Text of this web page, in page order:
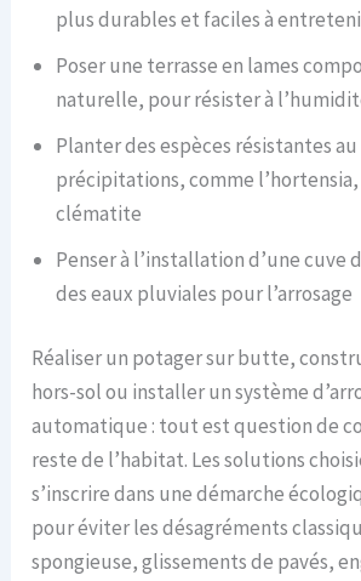
plus durables et faciles à
Poser une terrasse en lames
naturelle, pour résister à
Planter des espèces résistantes
précipitations, comme
clématite
Penser à l’installation d’une cuve
des eaux pluviales pour l’arrosage
Réaliser un potager sur butte,
hors-sol ou installer un système
automatique : tout est question de
reste de l’habitat. Les solutions
s’inscrire dans une démarche
pour éviter les désagréments
spongieuse, glissements de pavés,